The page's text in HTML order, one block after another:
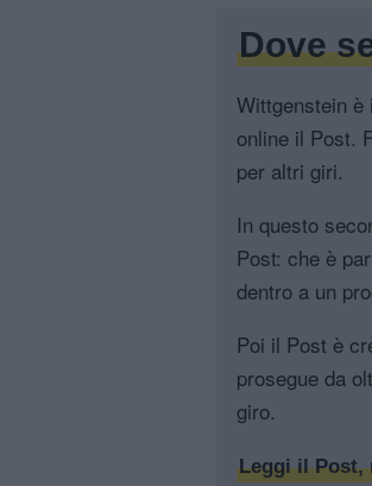
Dove
Wittgenstein è
online il Post.
per altri giri.
In questo
Post: che è
dentro a un
Poi il Post è
prosegue da
giro.
Leggi il Post,